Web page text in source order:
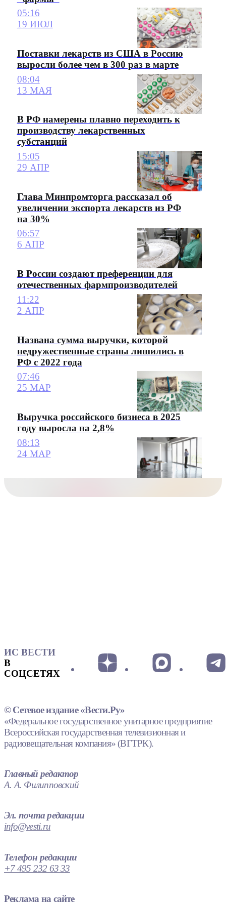
05:16
19 ИЮЛ
Поставки лекарств из США в Россию
выросли более чем в 300 раз в марте
08:04
13 МАЯ
В РФ намерены плавно переходить к
производству лекарственных
субстанций
15:05
29 АПР
Глава Минпромторга рассказал об
увеличении экспорта лекарств из РФ
на 30%
06:57
6 АПР
В России создают преференции для
отечественных фармпроизводителей
11:22
2 АПР
Названа сумма выручки, которой
недружественные страны лишились в
РФ с 2022 года
07:46
25 МАР
Выручка российского бизнеса в 2025
году выросла на 2,8%
08:13
24 МАР
ИС ВЕСТИ
В
СОЦСЕТЯХ
© Сетевое издание «Вести.Ру»
«Федеральное государственное унитарное предприятие
Всероссийская государственная телевизионная и
радиовещательная компания» (ВГТРК).
Главный редактор
А. А. Филипповский
Эл. почта редакции
info@vesti.ru
Телефон редакции
+7 495 232 63 33
Реклама на сайте